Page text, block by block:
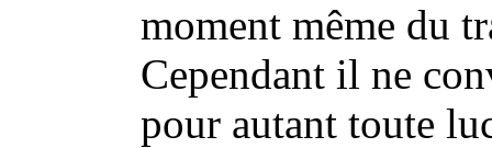
moment même du
Cependant il ne
pour autant toute